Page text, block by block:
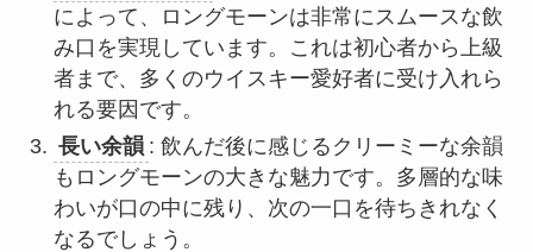
によって、ロングモーンは非常にスムースな飲
み口を実現しています。これは初心者から上級
者まで、多くのウイスキー愛好者に受け入れら
れる要因です。
長い余韻 : 飲んだ後に感じるクリーミーな余韻
もロングモーンの大きな魅力です。多層的な味
わいが口の中に残り、次の一口を待ちきれなく
なるでしょう。